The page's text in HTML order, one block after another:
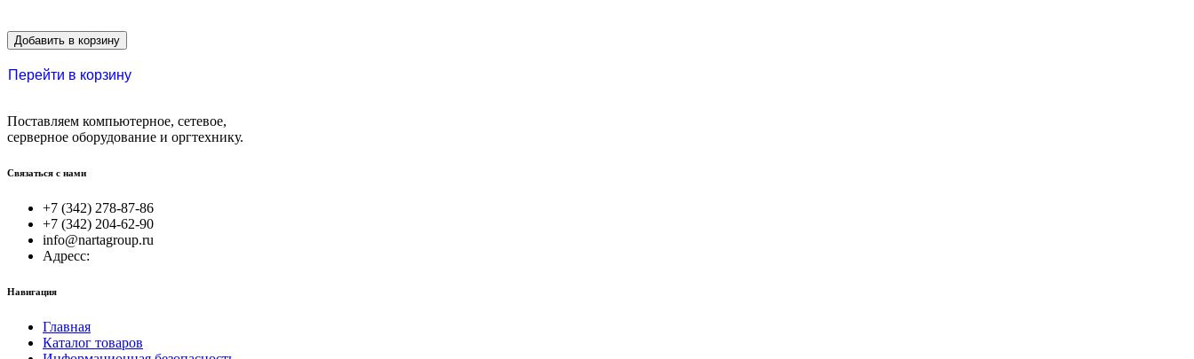
Добавить в корзину
Перейти в корзину
Поставляем компьютерное, сетевое,
серверное оборудование и оргтехнику.
Связаться с нами
+7 (342) 278-87-86
+7 (342) 204-62-90
info@nartagroup.ru
Адресс:
Навигация
Главная
Каталог товаров